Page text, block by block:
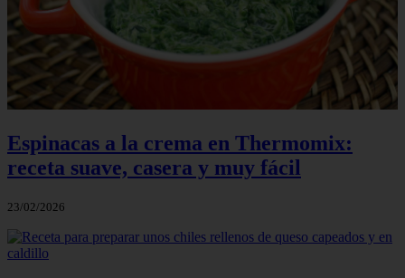
Espinacas a la crema en Thermomix:
receta suave, casera y muy fácil
23/02/2026